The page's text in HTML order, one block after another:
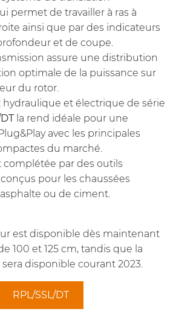
permet de travailler à ras à
ainsi que par des indicateurs
et de coupe.
assure une distribution
optimale de la puissance sur
du rotor.
et électrique de série
la rend idéale pour une
avec les principales
du marché.
complétée par des outils
pour les chaussées
ou de ciment.
est disponible dès maintenant
100 et 125 cm, tandis que la
disponible courant 2023.
RPL/SSL/DT